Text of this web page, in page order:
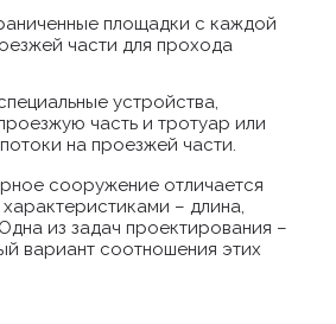
площадки с каждой
части для прохода
устройства,
часть и тротуар или
на проезжей части.
сооружение отличается
– длина,
из задач проектирования –
вариант соотношения этих